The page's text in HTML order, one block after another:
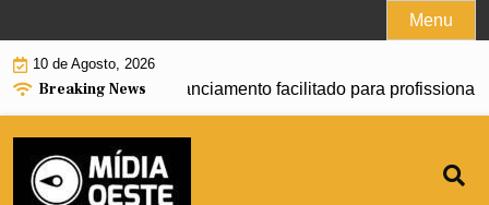
to
content
Menu
10 de Agosto, 2026
Breaking News
a oferecer financiamento facilitado para